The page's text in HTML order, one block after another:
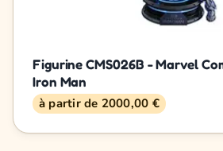
Figurine CMS026B - Marvel
Iron Man
à partir de 2000,00 €